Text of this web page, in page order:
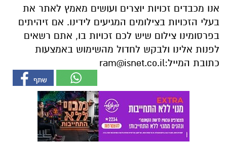
אנו מכבדים זכויות יוצרים ועושים מאמץ לאתר את
בעלי הזכויות בצילומים המגיעים לידינו. אם זיהיתים
בפרסומינו צילום שיש לכם זכויות בו, אתם רשאים
לפנות אלינו ולבקש לחדול מהשימוש באמצעות
כתובת המייל:ram@isnet.co.il